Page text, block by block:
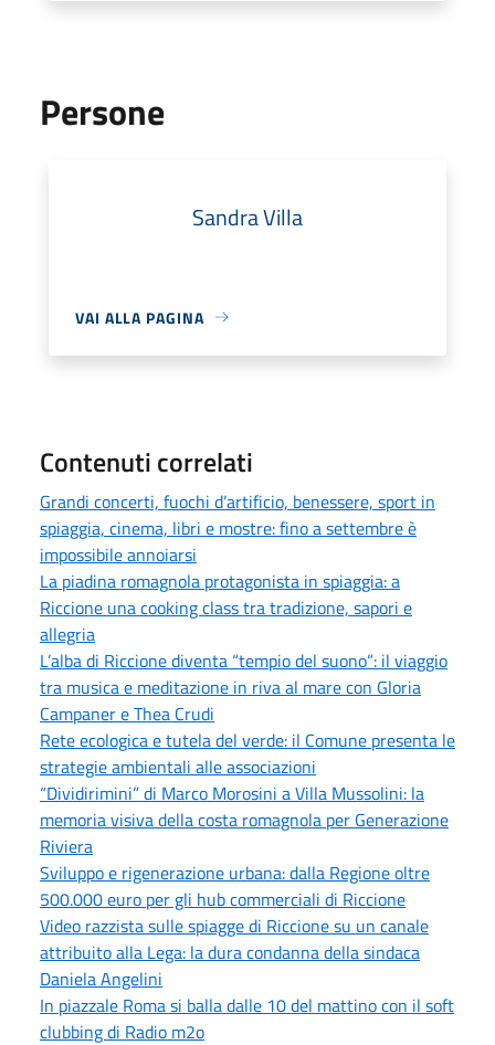
Persone
Sandra Villa
VAI ALLA PAGINA
Contenuti correlati
Grandi concerti, fuochi d’artificio, benessere, sport in
spiaggia, cinema, libri e mostre: fino a settembre è
impossibile annoiarsi
La piadina romagnola protagonista in spiaggia: a
Riccione una cooking class tra tradizione, sapori e
allegria
L’alba di Riccione diventa “tempio del suono”: il viaggio
tra musica e meditazione in riva al mare con Gloria
Campaner e Thea Crudi
Rete ecologica e tutela del verde: il Comune presenta le
strategie ambientali alle associazioni
“Dividirimini” di Marco Morosini a Villa Mussolini: la
memoria visiva della costa romagnola per Generazione
Riviera
Sviluppo e rigenerazione urbana: dalla Regione oltre
500.000 euro per gli hub commerciali di Riccione
Video razzista sulle spiagge di Riccione su un canale
attribuito alla Lega: la dura condanna della sindaca
Daniela Angelini
In piazzale Roma si balla dalle 10 del mattino con il soft
clubbing di Radio m2o